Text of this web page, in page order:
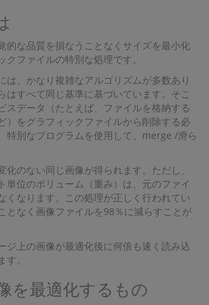
的な品質を損なうことなくサイズを最小化
ファイルの特別な処理です。
は、かなり複雑なアルゴリズムが多数あり
はすべて同じ基準に基づいています。そこ
スデータ（たとえば、ファイルを格納する
）をグラフィックファイルから削除する必
特別なプログラムを使用して、merge /滑ら
化のない同じ画像が得られます。ただし、
単位のボリューム（重み）は、元のファイ
くなります。この処理が正しく行われてい
となく画像ファイルを98％に減らすことが
ジ上の画像が最適化後に何倍も速く読み込
。
を最適化するもの